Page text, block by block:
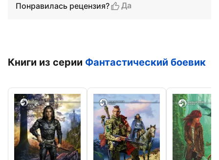
Понравилась рецензия?
Да
Книги из серии Фантастический боевик